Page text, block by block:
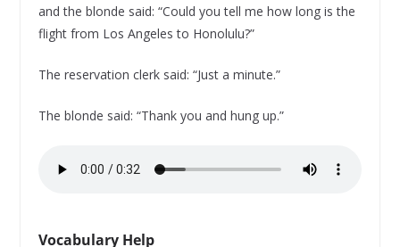
and the blonde said: “Could you tell me how long is the
flight from Los Angeles to Honolulu?”
The reservation clerk said: “Just a minute.”
The blonde said: “Thank you and hung up.”
Vocabulary Help